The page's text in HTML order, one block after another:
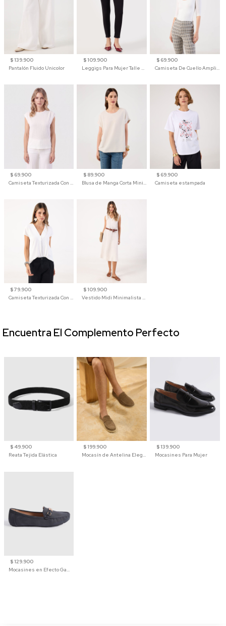
$ 139.900
Pantalón Fluido Unicolor
$ 109.900
$ 69.900
$ 69.900
$ 89.900
$ 69.900
Camiseta estampada
$ 79.900
$ 109.900
$ 49.900
Reata Tejida Elástica
$ 199.900
Mocasín de Antelina Elegante con Suela de Contraste Para Hombre
$ 139.900
Mocasines Para Mujer
$ 129.900
Mocasines en Efecto Gamuzado Para Mujer
Encuentra El Complemento Perfecto